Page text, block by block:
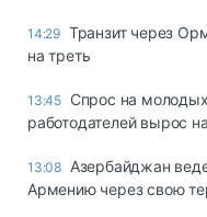
14:29 Транзит через
на треть
13:45 Спрос на
работодателей вырос
13:08 Азербайджан
Армению через свою